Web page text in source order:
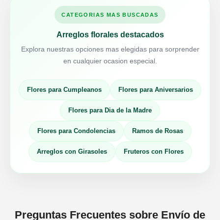
CATEGORIAS MAS BUSCADAS
Arreglos florales destacados
Explora nuestras opciones mas elegidas para sorprender
en cualquier ocasion especial.
Flores para Cumpleanos Flores para Aniversarios
Flores para Dia de la Madre
Flores para Condolencias Ramos de Rosas
Arreglos con Girasoles Fruteros con Flores
Preguntas Frecuentes sobre Envío de